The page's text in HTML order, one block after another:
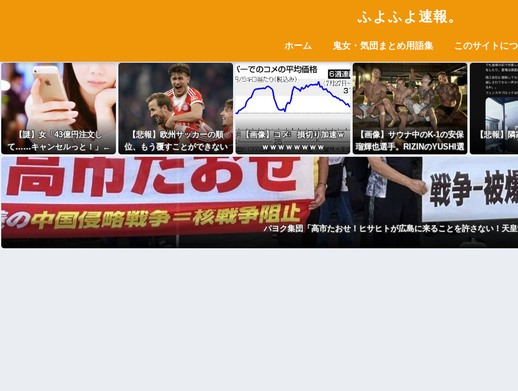
ふよふよ速報。
ホーム 鬼女・気団まとめ用語集 このサイトに
【謎】女「43億円注文し
て……キャンセルっと！」←
こいつの目的ｗ
【悲報】欧州サッカーの順
位、もう覆すことができない
レベルで固定される
【画像】コメ 損切り加速ｗ
ｗｗｗｗｗｗｗｗ
【画像】サウナ中のK‐1の安保
瑠輝也選手。RIZINのYUSHI選
手&ジョリー選手。の筋肉が日
本人離れしてかっこいい件
【悲報】
パヨク集団「高市たおせ！ヒサヒトが広島に来ることを許さない！天皇